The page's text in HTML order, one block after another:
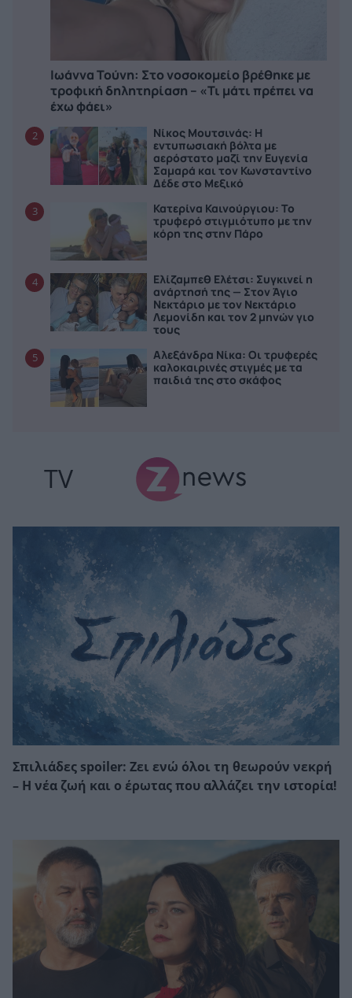
Ιωάννα Τούνη: Στο νοσοκομείο βρέθηκε με
τροφική δηλητηρίαση – «Τι μάτι πρέπει να
έχω φάει»
2
Νίκος Μουτσινάς: Η
εντυπωσιακή βόλτα με
αερόστατο μαζί την Ευγενία
Σαμαρά και τον Κωνσταντίνο
Δέδε στο Μεξικό
3
Κατερίνα Καινούργιου: Το
τρυφερό στιγμιότυπο με την
κόρη της στην Πάρο
4
Ελίζαμπεθ Ελέτσι: Συγκινεί η
ανάρτησή της — Στον Άγιο
Νεκτάριο με τον Νεκτάριο
Λεμονίδη και τον 2 μηνών γιο
τους
5
Αλεξάνδρα Νίκα: Οι τρυφερές
καλοκαιρινές στιγμές με τα
παιδιά της στο σκάφος
TV
Σπιλιάδες spoiler: Ζει ενώ όλοι τη θεωρούν νεκρή
– Η νέα ζωή και ο έρωτας που αλλάζει την ιστορία!